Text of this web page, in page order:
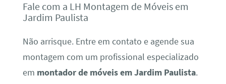
Fale com a LH Montagem de Móveis em
Jardim Paulista
Não arrisque. Entre em contato e agende sua
montagem com um profissional especializado
em montador de móveis em Jardim Paulista.